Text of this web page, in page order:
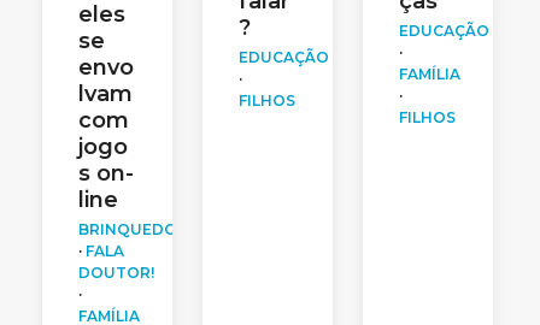
eles
se
envo
lvam
com
jogo
s on-
line
BRINQUEDOS
· FALA
DOUTOR!
·
FAMÍLIA
?
EDUCAÇÃO
·
FILHOS
EDUCAÇÃO
·
FAMÍLIA
·
FILHOS